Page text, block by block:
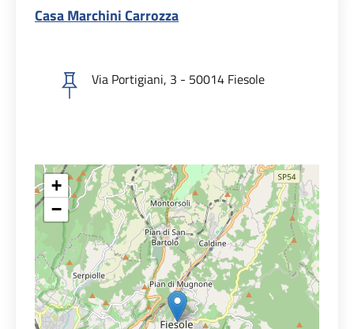
Casa Marchini Carrozza
Via Portigiani, 3 - 50014 Fiesole
+
−